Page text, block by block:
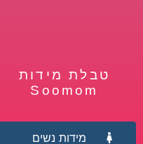
טבלת מידות
Soomom
מידות נשים